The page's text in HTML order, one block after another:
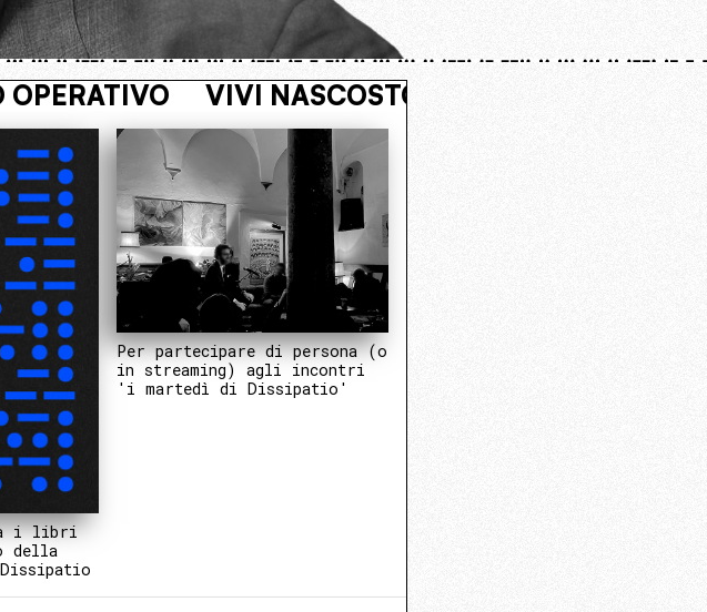
NEL NUCLEO OPERATIVO
i libri
della
Per partecipare di persona (o
in streaming) agli incontri
'i martedì di Dissipatio'